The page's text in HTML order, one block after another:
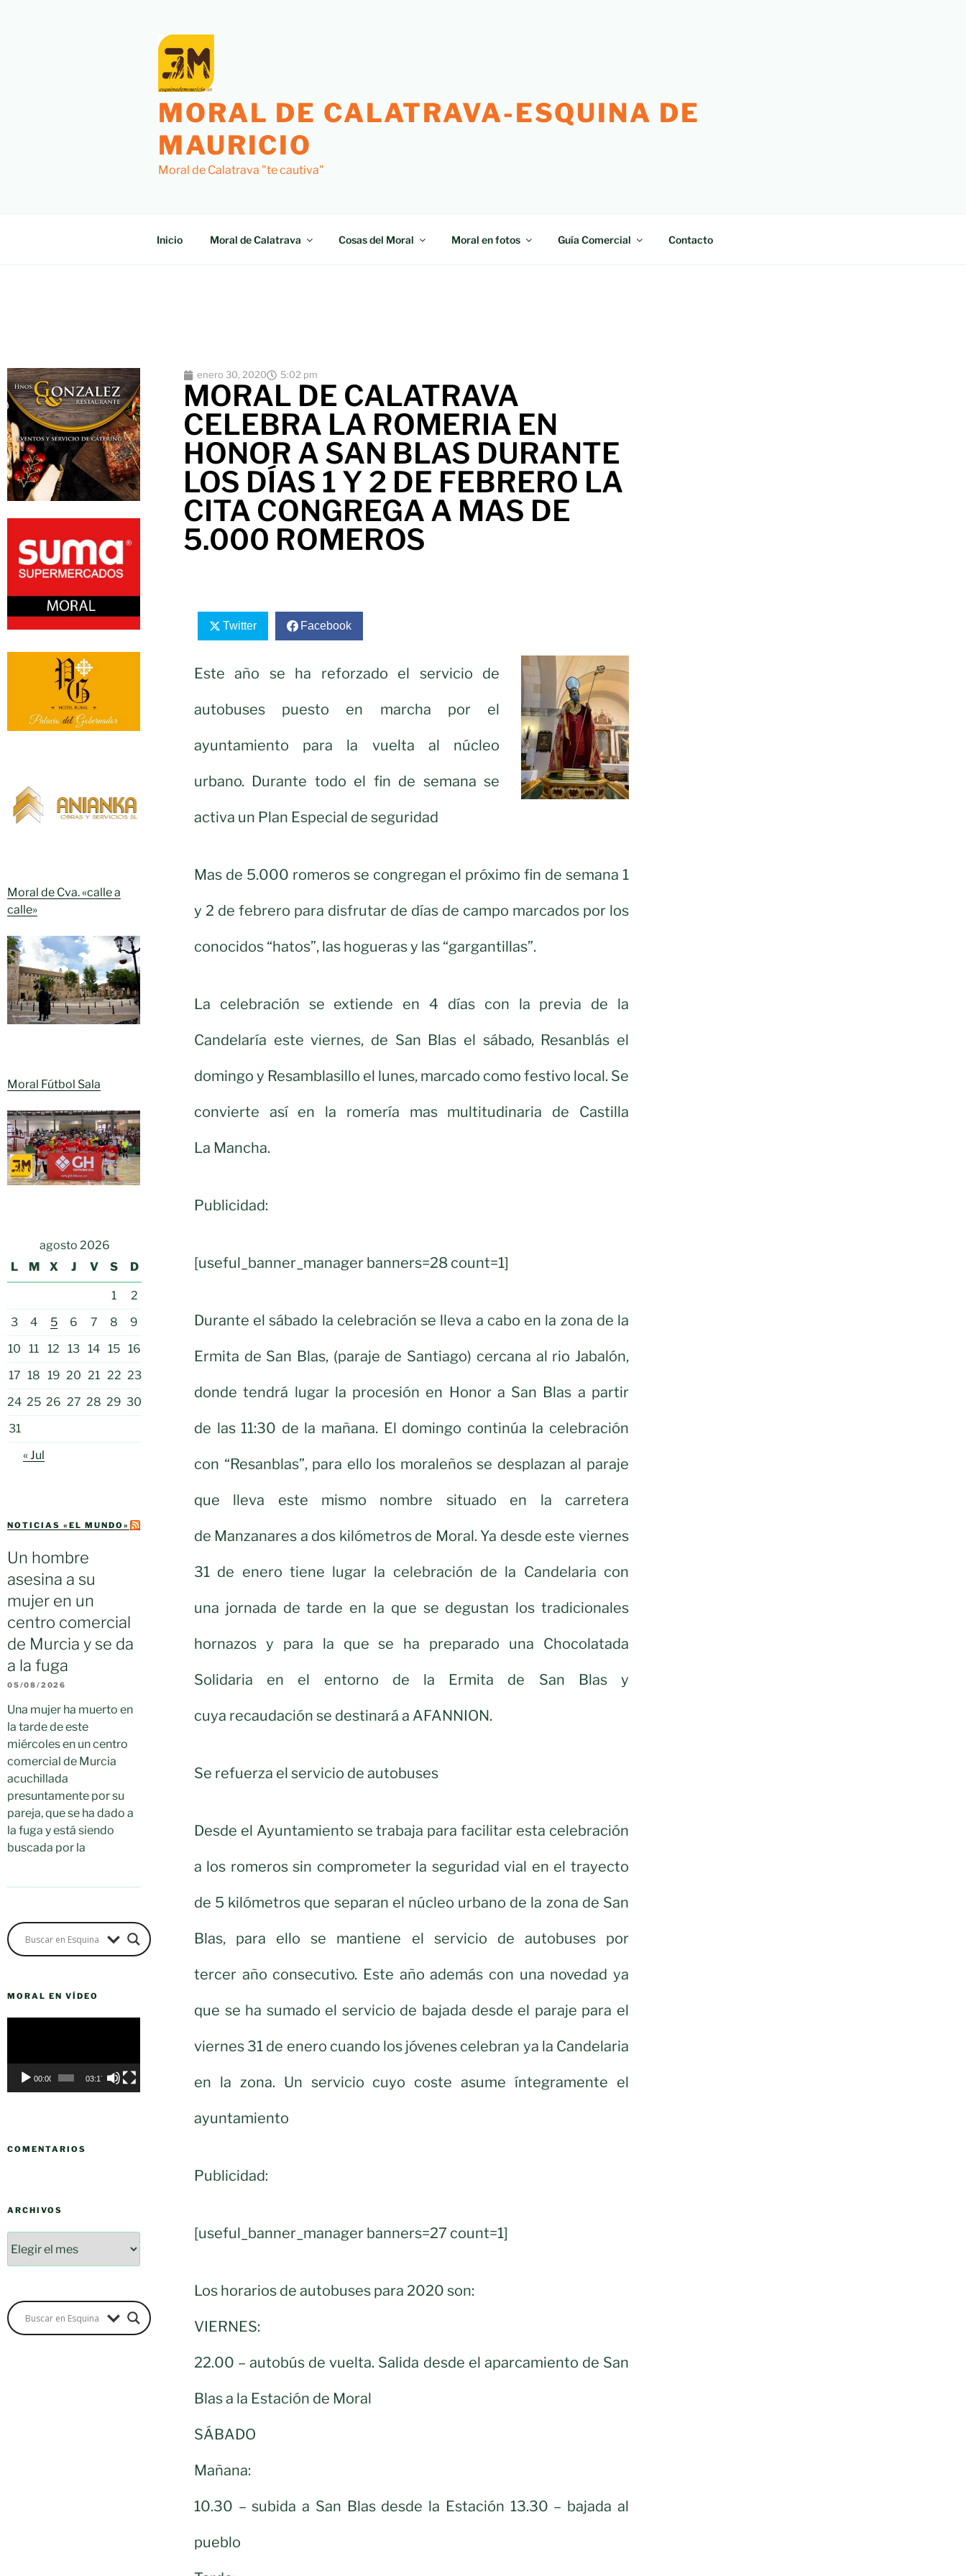
MORAL DE CALATRAVA-ESQUINA DE
MAURICIO
Moral de Calatrava "te cautiva"
Inicio Moral de Calatrava Cosas del Moral Moral en fotos Guía Comercial Contacto
Moral de Cva. «calle a
calle»
Moral Fútbol Sala
agosto 2026
L
M X J V S D
1
2
3
4 5 6 7 8
9
10
11 12 13 14 15 16
17 18 19 20 21 22 23
24 25 26 27 28 29 30
31
« Jul
NOTICIAS «EL MUNDO»
Un hombre
asesina a su
mujer en un
centro comercial
de Murcia y se da
a la fuga
05/08/2026
Una mujer ha muerto en
la tarde de este
miércoles en un centro
comercial de Murcia
acuchillada
presuntamente por su
pareja, que se ha dado a
la fuga y está siendo
buscada por la
MORAL EN VÍDEO
00:00 03:17
COMENTARIOS
ARCHIVOS
enero 30, 2020 5:02 pm
MORAL DE CALATRAVA
CELEBRA LA ROMERIA EN
HONOR A SAN BLAS DURANTE
LOS DÍAS 1 Y 2 DE FEBRERO LA
CITA CONGREGA A MAS DE
5.000 ROMEROS
Twitter Facebook
Este año se ha reforzado el servicio de
autobuses puesto en marcha por el
ayuntamiento para la vuelta al núcleo
urbano. Durante todo el fin de semana se
activa un Plan Especial de seguridad
Mas de 5.000 romeros se congregan el próximo fin de semana 1
y 2 de febrero para disfrutar de días de campo marcados por los
conocidos “hatos”, las hogueras y las “gargantillas”.
La celebración se extiende en 4 días con la previa de la
Candelaría este viernes, de San Blas el sábado, Resanblás el
domingo y Resamblasillo el lunes, marcado como festivo local. Se
convierte así en la romería mas multitudinaria de Castilla
La Mancha.
Publicidad:
[useful_banner_manager banners=28 count=1]
Durante el sábado la celebración se lleva a cabo en la zona de la
Ermita de San Blas, (paraje de Santiago) cercana al rio Jabalón,
donde tendrá lugar la procesión en Honor a San Blas a partir
de las 11:30 de la mañana. El domingo continúa la celebración
con “Resanblas”, para ello los moraleños se desplazan al paraje
que lleva este mismo nombre situado en la carretera
de Manzanares a dos kilómetros de Moral. Ya desde este viernes
31 de enero tiene lugar la celebración de la Candelaria con
una jornada de tarde en la que se degustan los tradicionales
hornazos y para la que se ha preparado una Chocolatada
Solidaria en el entorno de la Ermita de San Blas y
cuya recaudación se destinará a AFANNION.
Se refuerza el servicio de autobuses
Desde el Ayuntamiento se trabaja para facilitar esta celebración
a los romeros sin comprometer la seguridad vial en el trayecto
de 5 kilómetros que separan el núcleo urbano de la zona de San
Blas, para ello se mantiene el servicio de autobuses por
tercer año consecutivo. Este año además con una novedad ya
que se ha sumado el servicio de bajada desde el paraje para el
viernes 31 de enero cuando los jóvenes celebran ya la Candelaria
en la zona. Un servicio cuyo coste asume íntegramente el
ayuntamiento
Publicidad:
[useful_banner_manager banners=27 count=1]
Los horarios de autobuses para 2020 son:
VIERNES:
22.00 – autobús de vuelta. Salida desde el aparcamiento de San
Blas a la Estación de Moral
SÁBADO
Mañana:
10.30 – subida a San Blas desde la Estación 13.30 – bajada al
pueblo